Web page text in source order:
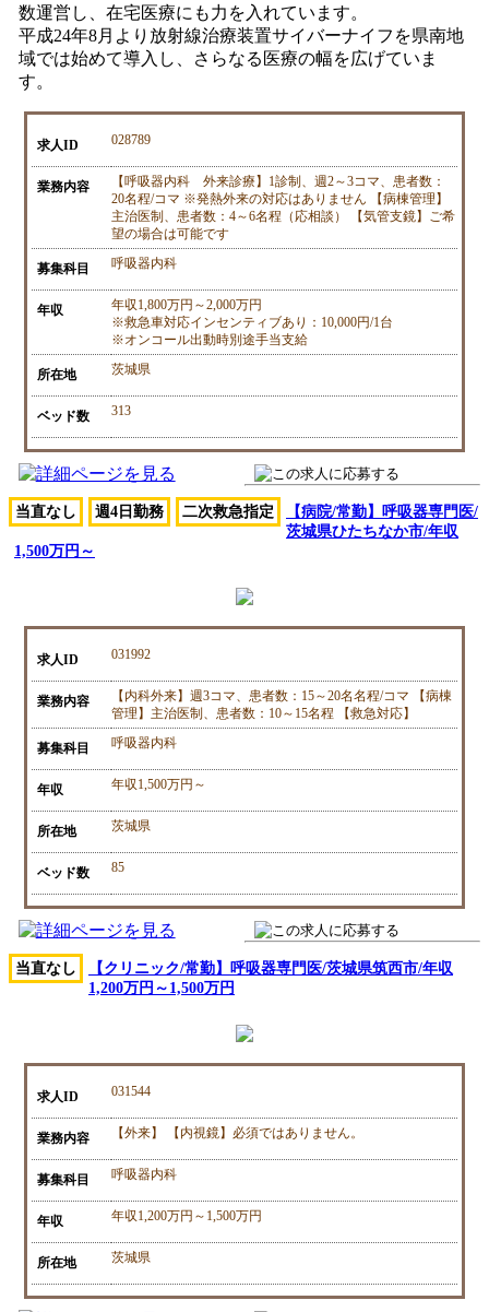
数運営し、在宅医療にも力を入れています。
平成24年8月より放射線治療装置サイバーナイフを県南地
域では始めて導入し、さらなる医療の幅を広げていま
す。
求人ID 028789
業務内容
【呼吸器内科 外来診療】1診制、週2～3コマ、患者数：
20名程/コマ ※発熱外来の対応はありません 【病棟管理】
主治医制、患者数：4～6名程（応相談） 【気管支鏡】ご希
望の場合は可能です
募集科目 呼吸器内科
年収
年収1,800万円～2,000万円
※救急車対応インセンティブあり：10,000円/1台
※オンコール出動時別途手当支給
所在地 茨城県
ベッド数 313
当直なし 週4日勤務 二次救急指定
【病院/常勤】呼吸器専門医/
茨城県ひたちなか市/年収
1,500万円～
求人ID 031992
業務内容
【内科外来】週3コマ、患者数：15～20名名程/コマ 【病棟
管理】主治医制、患者数：10～15名程 【救急対応】
募集科目 呼吸器内科
年収 年収1,500万円～
所在地 茨城県
ベッド数 85
当直なし
【クリニック/常勤】呼吸器専門医/茨城県筑西市/年収
1,200万円～1,500万円
求人ID 031544
業務内容 【外来】 【内視鏡】必須ではありません。
募集科目 呼吸器内科
年収 年収1,200万円～1,500万円
所在地 茨城県